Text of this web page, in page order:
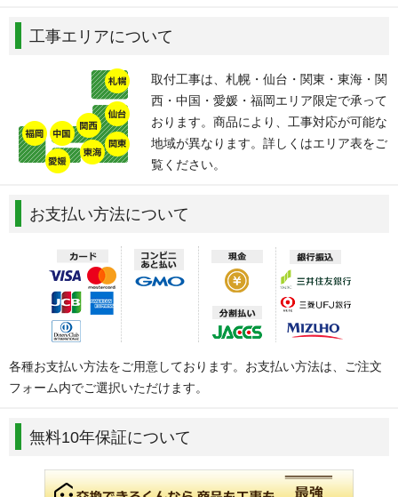
工事エリアについて
取付工事は、札幌・仙台・関東・東海・関
西・中国・愛媛・福岡エリア限定で承って
おります。商品により、工事対応が可能な
地域が異なります。詳しくはエリア表をご
覧ください。
お支払い方法について
各種お支払い方法をご用意しております。お支払い方法は、ご注文
フォーム内でご選択いただけます。
無料10年保証について